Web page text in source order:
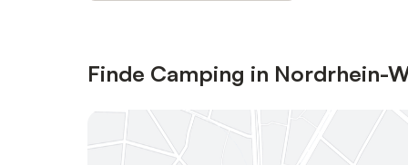
Finde Camping in Nordrhein-